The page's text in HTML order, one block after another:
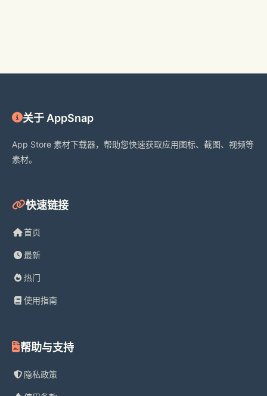
关于 AppSnap
App Store 素材下载器，帮助您快速获取应用图标、截图、视频等
素材。
快速链接
首页
最新
热门
使用指南
帮助与支持
隐私政策